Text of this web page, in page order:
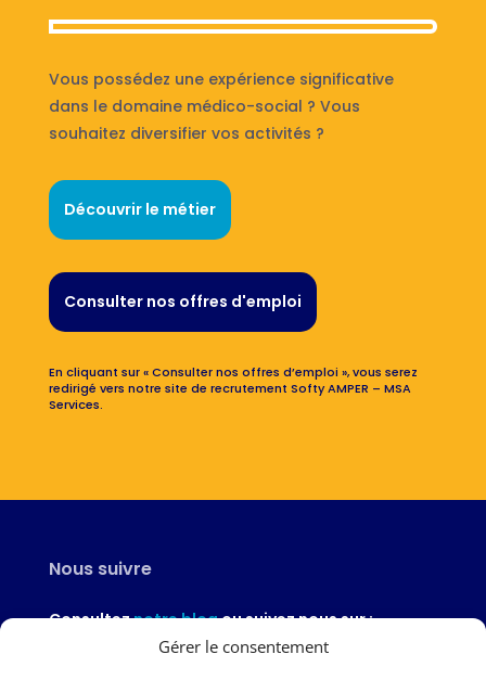
Gérer le consentement
Vous possédez une expérience significative
dans le domaine médico-social ? Vous
souhaitez diversifier vos activités ?
Découvrir le métier
Consulter nos offres d'emploi
En cliquant sur « Consulter nos offres d’emploi », vous serez
redirigé vers notre site de recrutement Softy AMPER – MSA
Services.
Nous suivre
Consulteznotre blogou suivez nous sur :